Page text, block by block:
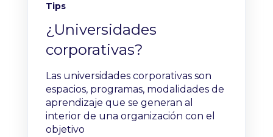
Tips
¿Universidades
corporativas?
Las universidades corporativas son
espacios, programas, modalidades de
aprendizaje que se generan al
interior de una organización con el
objetivo